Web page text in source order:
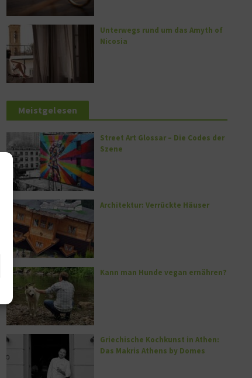
Unterwegs rund um das Amyth of
Nicosia
Meistgelesen
Street Art Glossar – Die Codes der
Szene
Architektur: Verrückte Häuser
Kann man Hunde vegan ernähren?
Griechische Kochkunst in Athen:
Das Makris Athens by Domes